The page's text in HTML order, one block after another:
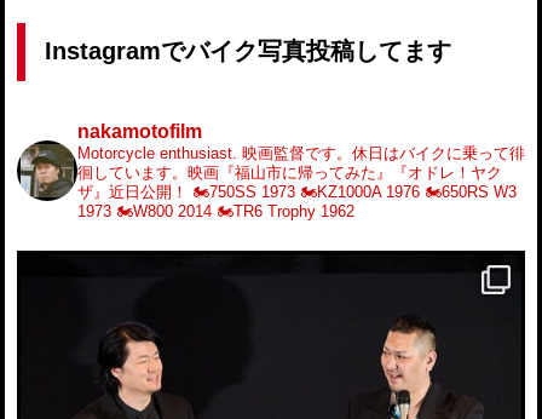
Instagramでバイク写真投稿してます
nakamotofilm
Motorcycle enthusiast. 映画監督です。休日はバイクに乗って徘
徊しています。映画『福山市に帰ってみた』『オドレ！ヤク
ザ』近日公開！
🏍️750SS 1973 🏍️KZ1000A 1976 🏍️650RS W3
1973 🏍️W800 2014 🏍️TR6 Trophy 1962